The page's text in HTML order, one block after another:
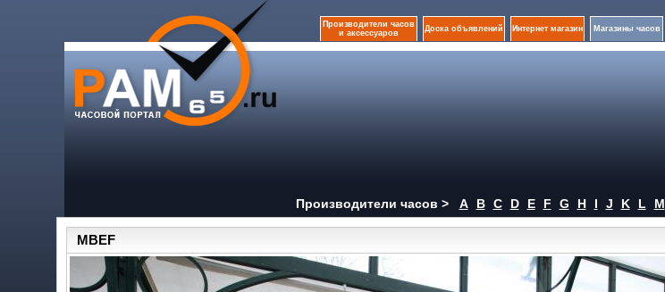
Производители часов
и аксессуаров
Доска объявлений Интернет магазин Магазины часов
Производители часов > A B C D E F G H I J K L M
MBEF